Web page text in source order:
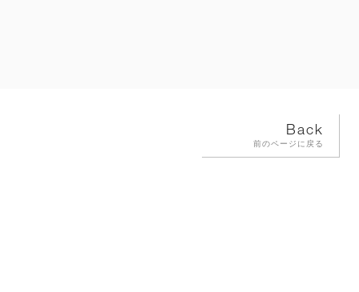
Back
前のページに戻る